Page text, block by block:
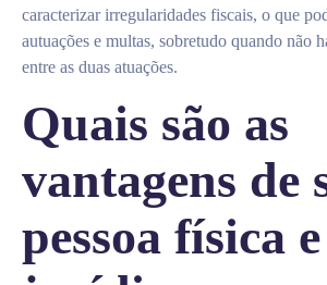
caracterizar irregularidades fiscais, o que
autuações e multas, sobretudo quando não
entre as duas atuações.
Quais são as
vantagens de
pessoa física e